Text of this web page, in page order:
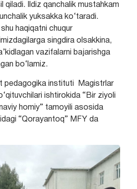
qiladi. Ildiz qanchalik mustahkam
yuksakka ko‘taradi.
haqiqatni chuqur
singdira olsakkina,
vazifalarni bajarishga
bo‘lamiz.
pedagogika instituti Magistrlar
ishtirokida “Bir ziyoli
homiy” tamoyili asosida
“Qorayantoq” MFY da